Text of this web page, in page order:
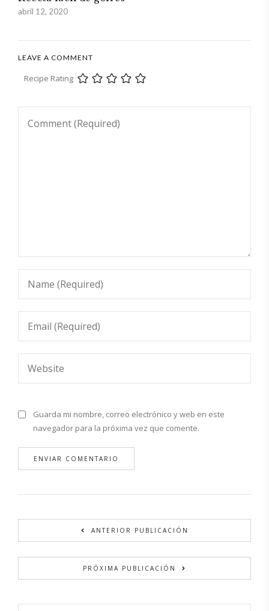
abril 12, 2020
LEAVE A COMMENT
Recipe Rating
Guarda mi nombre, correo electrónico y web en este
navegador para la próxima vez que comente.
ANTERIOR PUBLICACIÓN
PRÓXIMA PUBLICACIÓN